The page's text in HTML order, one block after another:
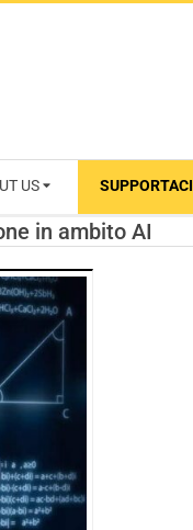
US SUPPORTACI
in ambito AI